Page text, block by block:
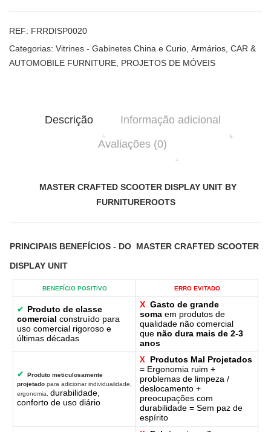
REF: FRRDISP0020
Categorias: Vitrines - Gabinetes China e Curio Armários CAR &
AUTOMOBILE FURNITURE PROJETOS DE MÓVEIS
Descrição
Informação adicional
Avaliações (0)
MASTER CRAFTED SCOOTER DISPLAY UNIT BY
FURNITUREROOTS
PRINCIPAIS BENEFÍCIOS - DO MASTER CRAFTED SCOOTER
DISPLAY UNIT
BENEFÍCIO POSITIVO ERRO EVITADO
✔ Produto de classe
comercial construído para
uso comercial rigoroso e
últimas décadas
X Gasto de grande
soma em produtos de
qualidade não comercial
que não dura mais de 2-3
anos
✔
Produto meticulosamente
projetado para adicionar individualidade,
ergonomia, durabilidade,
conforto de uso diário
X
Produtos Mal Projetados
= Ergonomia ruim +
problemas de limpeza /
deslocamento +
preocupações com
durabilidade = Sem paz de
espírito